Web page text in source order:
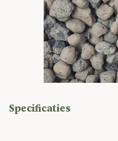
Specificaties